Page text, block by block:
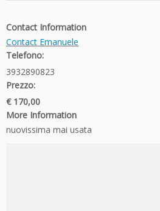
Contact Information
Contact Emanuele
Telefono:
3932890823
Prezzo:
€ 170,00
More Information
nuovissima mai usata